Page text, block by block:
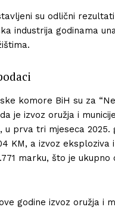
su odlični
industrija godinama
komore BiH su za
je izvoz oružja i
u prva tri mjeseca 2025.
KM, a izvoz eksploziva
marku, što je ukupno
godine izvoz oružja i